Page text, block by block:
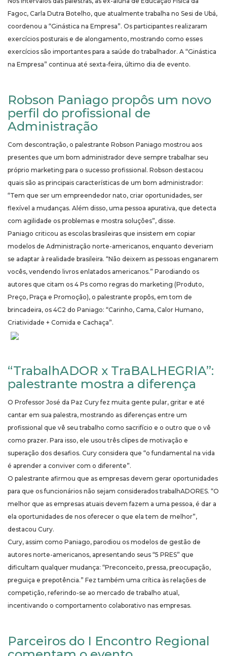
Fagoc, Carla Dutra Botelho, que atualmente trabalha no Sesi de Ubá,
coordenou a “Ginástica na Empresa”. Os participantes realizaram
exercícios posturais e de alongamento, mostrando como esses
exercícios são importantes para a saúde do trabalhador. A “Ginástica
na Empresa” continua até sexta-feira, último dia de evento.
Robson Paniago propôs um novo
perfil do profissional de
Administração
Com descontração, o palestrante Robson Paniago mostrou aos
presentes que um bom administrador deve sempre trabalhar seu
próprio marketing para o sucesso profissional. Robson destacou
quais são as principais características de um bom administrador:
“Tem que ser um empreendedor nato, criar oportunidades, ser
flexível a mudanças. Além disso, uma pessoa apurativa, que detecta
com agilidade os problemas e mostra soluções”, disse.
Paniago criticou as escolas brasileiras que insistem em copiar
modelos de Administração norte-americanos, enquanto deveriam
se adaptar à realidade brasileira. “Não deixem as pessoas enganarem
vocês, vendendo livros enlatados americanos.” Parodiando os
autores que citam os 4 Ps como regras do marketing (Produto,
Preço, Praça e Promoção), o palestrante propôs, em tom de
brincadeira, os 4C2 do Paniago: “Carinho, Cama, Calor Humano,
Criatividade + Comida e Cachaça”.
“TrabalhADOR x TraBALHEGRIA”:
palestrante mostra a diferença
O Professor José da Paz Cury fez muita gente pular, gritar e até
cantar em sua palestra, mostrando as diferenças entre um
profissional que vê seu trabalho como sacrifício e o outro que o vê
como prazer. Para isso, ele usou três clipes de motivação e
superação dos desafios. Cury considera que “o fundamental na vida
é aprender a conviver com o diferente”.
O palestrante afirmou que as empresas devem gerar oportunidades
para que os funcionários não sejam considerados trabalhADORES. “O
melhor que as empresas atuais devem fazem a uma pessoa, é dar a
ela oportunidades de nos oferecer o que ela tem de melhor”,
destacou Cury.
Cury, assim como Paniago, parodiou os modelos de gestão de
autores norte-americanos, apresentando seus “5 PRES” que
dificultam qualquer mudança: “Preconceito, pressa, preocupação,
preguiça e prepotência.” Fez também uma crítica às relações de
competição, referindo-se ao mercado de trabalho atual,
incentivando o comportamento colaborativo nas empresas.
Parceiros do I Encontro Regional